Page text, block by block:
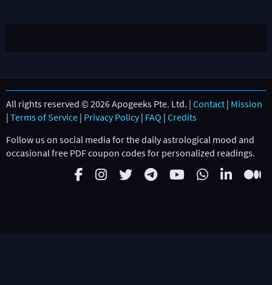
All rights reserved © 2026 Apogeeks Pte. Ltd. | Contact | Mission
| Terms of Service | Privacy Policy| FAQ | Credits
Follow us on social media for the daily astrological mood and
occasional free PDF coupon codes for personalized readings.